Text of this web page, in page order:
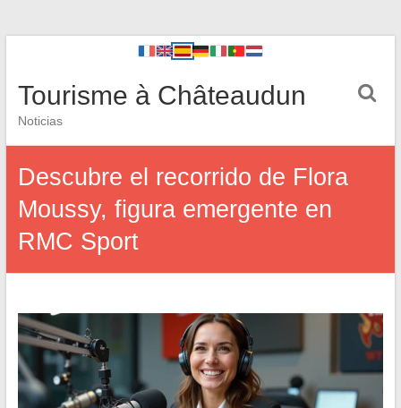
Tourisme à Châteaudun
Noticias
Descubre el recorrido de Flora
Moussy, figura emergente en
RMC Sport